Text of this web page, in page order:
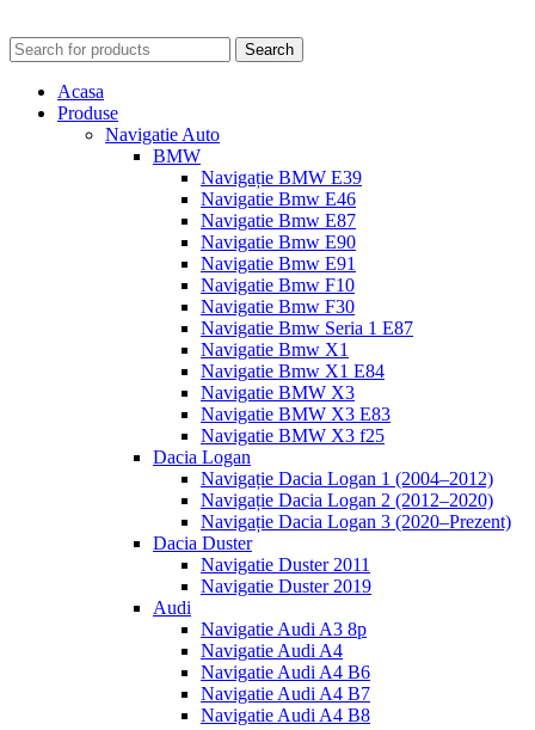
Search
Acasa
Produse
Navigatie Auto
BMW
Navigație BMW E39
Navigatie Bmw E46
Navigatie Bmw E87
Navigatie Bmw E90
Navigatie Bmw E91
Navigatie Bmw F10
Navigatie Bmw F30
Navigatie Bmw Seria 1 E87
Navigatie Bmw X1
Navigatie Bmw X1 E84
Navigatie BMW X3
Navigatie BMW X3 E83
Navigatie BMW X3 f25
Dacia Logan
Navigație Dacia Logan 1 (2004–2012)
Navigație Dacia Logan 2 (2012–2020)
Navigație Dacia Logan 3 (2020–Prezent)
Dacia Duster
Navigatie Duster 2011
Navigatie Duster 2019
Audi
Navigatie Audi A3 8p
Navigatie Audi A4
Navigatie Audi A4 B6
Navigatie Audi A4 B7
Navigatie Audi A4 B8